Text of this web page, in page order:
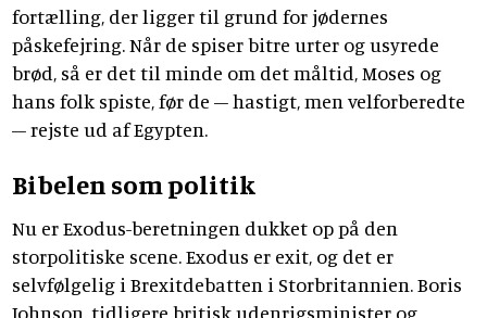
fortælling, der ligger til grund for jødernes
påskefejring. Når de spiser bitre urter og usyrede
brød, så er det til minde om det måltid, Moses og
hans folk spiste, før de – hastigt, men velforberedte
– rejste ud af Egypten.
Bibelen som politik
Nu er Exodus-beretningen dukket op på den
storpolitiske scene. Exodus er exit, og det er
selvfølgelig i Brexitdebatten i Storbritannien. Boris
Johnson, tidligere britisk udenrigsminister og